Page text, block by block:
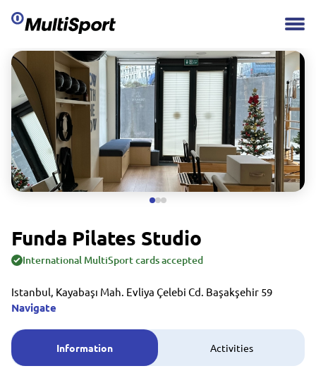
Funda Pilates Studio
International MultiSport cards accepted
Istanbul, Kayabaşı Mah. Evliya Çelebi Cd. Başakşehir 59
Navigate
Information Activities